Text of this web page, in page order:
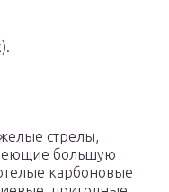
стрелы,
большую
карбоновые